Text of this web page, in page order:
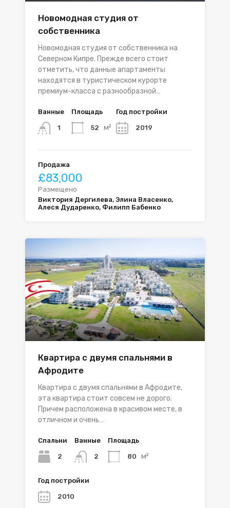
Новомодная студия от
собственника
Новомодная студия от собственника на
Северном Кипре. Прежде всего стоит
отметить, что данные апартаменты
находятся в туристическом курорте
премиум-класса с разнообразной…
Ванные
1
Площадь
52 м²
Год постройки
2019
Продажа
£83,000
Размещено
Виктория Дергилева, Элина Власенко,
Алеся Дударенко, Филипп Бабенко
Квартира с двумя спальнями в
Афродите
Квартира с двумя спальнями в Афродите,
эта квартира стоит совсем не дорого.
Причем расположена в красивом месте, в
отличном и очень…
Спальни
2
Ванные
2
Площадь
80 м²
Год постройки
2010